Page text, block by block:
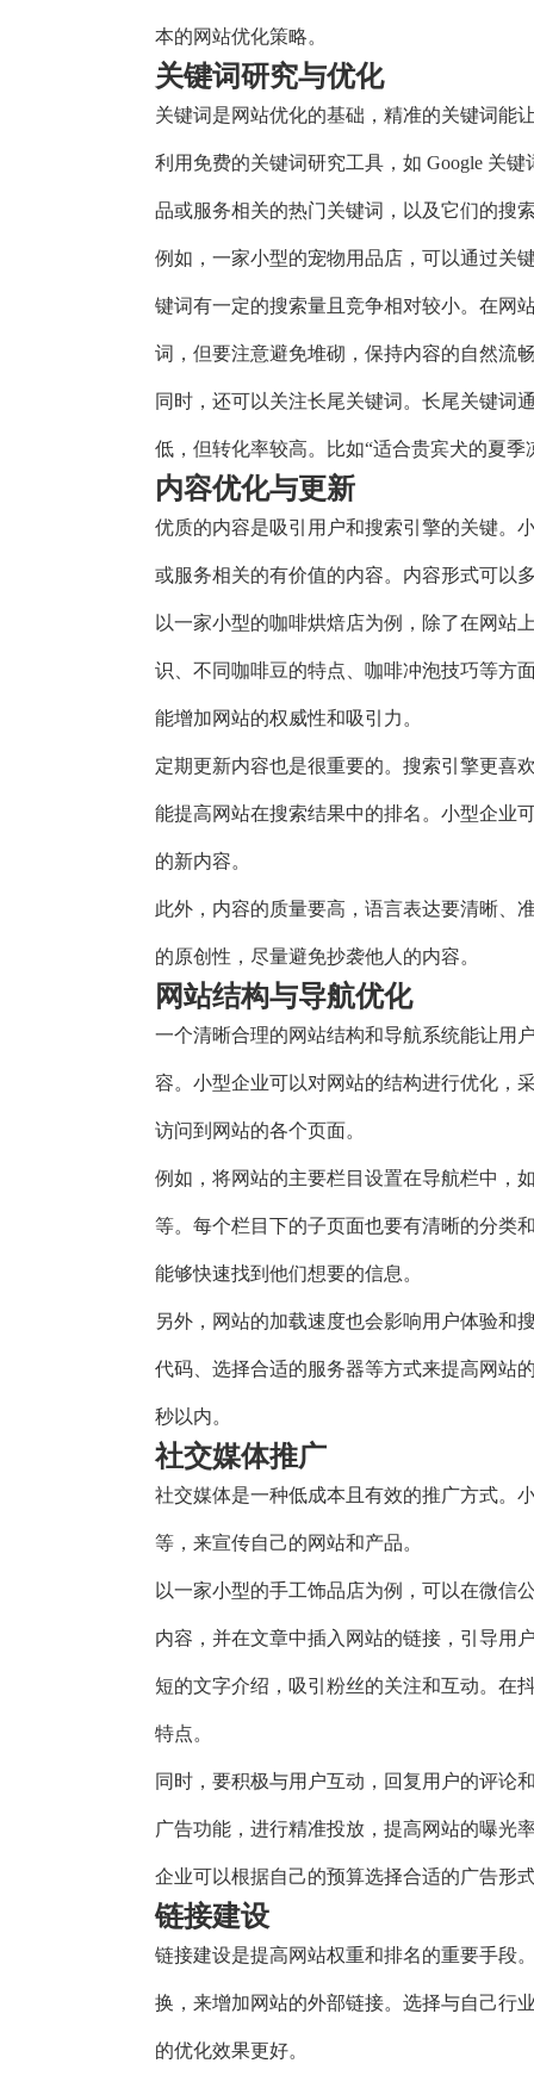
本的网站优化策略。
关键词研究与优化
关键词是网站优化的基础，精准的关键词能
利用免费的关键词研究工具，如 Google 关
品或服务相关的热门关键词，以及它们的搜
例如，一家小型的宠物用品店，可以通过关
键词有一定的搜索量且竞争相对较小。在网
词，但要注意避免堆砌，保持内容的自然流
同时，还可以关注长尾关键词。长尾关键词
低，但转化率较高。比如“适合贵宾犬的夏
内容优化与更新
优质的内容是吸引用户和搜索引擎的关键。
或服务相关的有价值的内容。内容形式可以
以一家小型的咖啡烘焙店为例，除了在网站
识、不同咖啡豆的特点、咖啡冲泡技巧等方
能增加网站的权威性和吸引力。
定期更新内容也是很重要的。搜索引擎更喜
能提高网站在搜索结果中的排名。小型企业
的新内容。
此外，内容的质量要高，语言表达要清晰、
的原创性，尽量避免抄袭他人的内容。
网站结构与导航优化
一个清晰合理的网站结构和导航系统能让用
容。小型企业可以对网站的结构进行优化，
访问到网站的各个页面。
例如，将网站的主要栏目设置在导航栏中，
等。每个栏目下的子页面也要有清晰的分类
能够快速找到他们想要的信息。
另外，网站的加载速度也会影响用户体验和
代码、选择合适的服务器等方式来提高网站
秒以内。
社交媒体推广
社交媒体是一种低成本且有效的推广方式。
等，来宣传自己的网站和产品。
以一家小型的手工饰品店为例，可以在微信
内容，并在文章中插入网站的链接，引导用
短的文字介绍，吸引粉丝的关注和互动。在
特点。
同时，要积极与用户互动，回复用户的评论
广告功能，进行精准投放，提高网站的曝光
企业可以根据自己的预算选择合适的广告形
链接建设
链接建设是提高网站权重和排名的重要手段
换，来增加网站的外部链接。选择与自己行
的优化效果更好。